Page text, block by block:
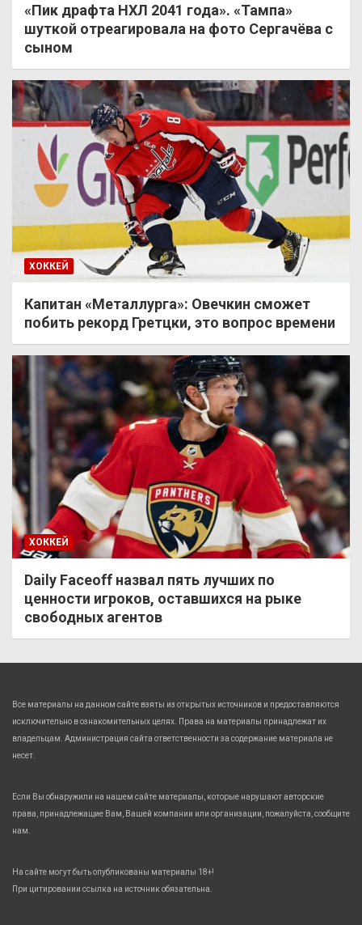
«Пик драфта НХЛ 2041 года». «Тампа»
шуткой отреагировала на фото Сергачёва с
сыном
ХОККЕЙ
Капитан «Металлурга»: Овечкин сможет
побить рекорд Гретцки, это вопрос времени
ХОККЕЙ
Daily Faceoff назвал пять лучших по
ценности игроков, оставшихся на рыке
свободных агентов
Все материалы на данном сайте взяты из открытых источников и предоставляются
исключительно в ознакомительных целях. Права на материалы принадлежат их
владельцам. Администрация сайта ответственности за содержание материала не
несет.
Если Вы обнаружили на нашем сайте материалы, которые нарушают авторские
права, принадлежащие Вам, Вашей компании или организации, пожалуйста, сообщите
нам.
На сайте могут быть опубликованы материалы 18+!
При цитировании ссылка на источник обязательна.